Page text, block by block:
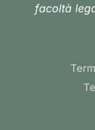
facoltà